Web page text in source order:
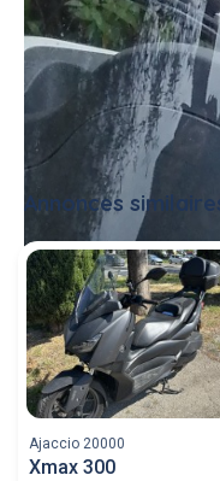
Annonces similaires
Ajaccio 20000
Xmax 300